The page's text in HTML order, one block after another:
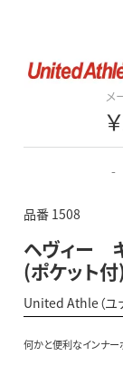
メ
-
品番 1508
ヘヴィー
(ポケット
United Athle（ユ
何かと便利なインナー